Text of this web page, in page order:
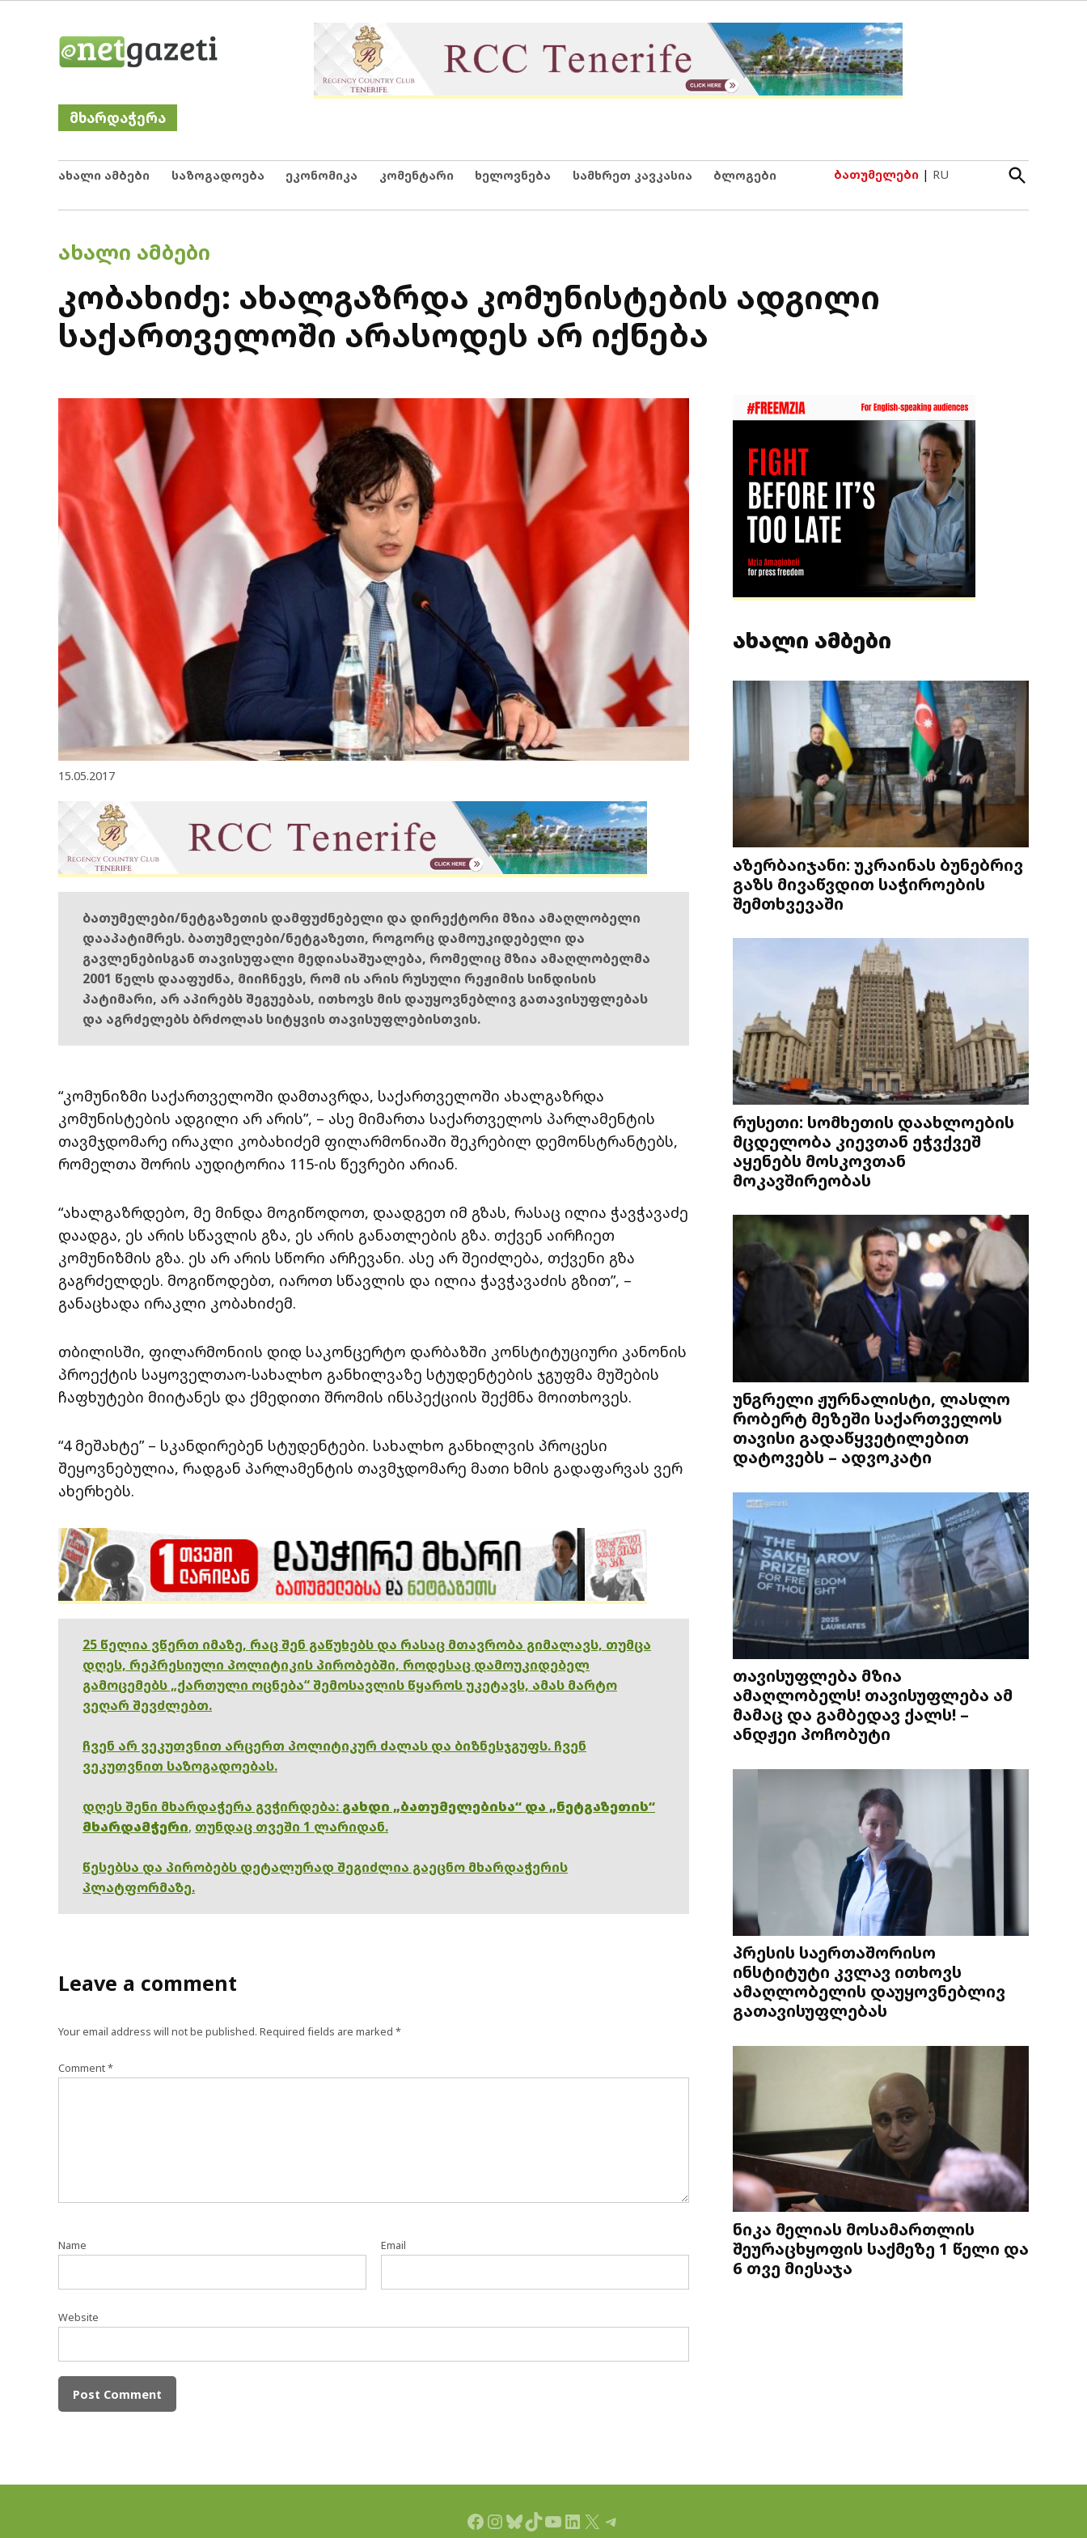
Netgazeti
მხარდაჭერა
ახალი ამბები საზოგადოება ეკონომიკა კომენტარი ხელოვნება სამხრეთ კავკასია ბლოგები ბათუმელები | RU
Open
Search
POSTED
ᲐᲮᲐᲚᲘ ᲐᲛᲑᲔᲑᲘ
კობახიძე: ახალგაზრდა კომუნისტების ადგილი
საქართველოში არასოდეს არ იქნება
15.05.2017
ბათუმელები/ნეტგაზეთის დამფუძნებელი და დირექტორი მზია ამაღლობელი
დააპატიმრეს. ბათუმელები/ნეტგაზეთი, როგორც დამოუკიდებელი და
გავლენებისგან თავისუფალი მედიასაშუალება, რომელიც მზია ამაღლობელმა
2001 წელს დააფუძნა, მიიჩნევს, რომ ის არის რუსული რეჟიმის სინდისის
პატიმარი, არ აპირებს შეგუებას, ითხოვს მის დაუყოვნებლივ გათავისუფლებას
და აგრძელებს ბრძოლას სიტყვის თავისუფლებისთვის.
“კომუნიზმი საქართველოში დამთავრდა, საქართველოში ახალგაზრდა
კომუნისტების ადგილი არ არის”, – ასე მიმართა საქართველოს პარლამენტის
თავმჯდომარე ირაკლი კობახიძემ ფილარმონიაში შეკრებილ დემონსტრანტებს,
რომელთა შორის აუდიტორია 115-ის წევრები არიან.
“ახალგაზრდებო, მე მინდა მოგიწოდოთ, დაადგეთ იმ გზას, რასაც ილია ჭავჭავაძე
დაადგა, ეს არის სწავლის გზა, ეს არის განათლების გზა. თქვენ აირჩიეთ
კომუნიზმის გზა. ეს არ არის სწორი არჩევანი. ასე არ შეიძლება, თქვენი გზა
გაგრძელდეს. მოგიწოდებთ, იაროთ სწავლის და ილია ჭავჭავაძის გზით”, –
განაცხადა ირაკლი კობახიძემ.
თბილისში, ფილარმონიის დიდ საკონცერტო დარბაზში კონსტიტუციური კანონის
პროექტის საყოველთაო-სახალხო განხილვაზე სტუდენტების ჯგუფმა მუშების
ჩაფხუტები მიიტანეს და ქმედითი შრომის ინსპექციის შექმნა მოითხოვეს.
“4 მეშახტე” – სკანდირებენ სტუდენტები. სახალხო განხილვის პროცესი
შეყოვნებულია, რადგან პარლამენტის თავმჯდომარე მათი ხმის გადაფარვას ვერ
ახერხებს.
25 წელია ვწერთ იმაზე, რაც შენ გაწუხებს და რასაც მთავრობა გიმალავს, თუმცა
დღეს, რეპრესიული პოლიტიკის პირობებში, როდესაც დამოუკიდებელ
გამოცემებს „ქართული ოცნება“ შემოსავლის წყაროს უკეტავს, ამას მარტო
ვეღარ შევძლებთ.
ჩვენ არ ვეკუთვნით არცერთ პოლიტიკურ ძალას და ბიზნესჯგუფს. ჩვენ
ვეკუთვნით საზოგადოებას.
დღეს შენი მხარდაჭერა გვჭირდება: გახდი „ბათუმელებისა“ და „ნეტგაზეთის“
მხარდამჭერი, თუნდაც თვეში 1 ლარიდან.
წესებსა და პირობებს დეტალურად შეგიძლია გაეცნო მხარდაჭერის
პლატფორმაზე.
Leave a comment
Your email address will not be published. Required fields are marked *
Comment*
Name Email
Website
ახალი ამბები
აზერბაიჯანი: უკრაინას ბუნებრივ
გაზს მივაწვდით საჭიროების
შემთხვევაში
რუსეთი: სომხეთის დაახლოების
მცდელობა კიევთან ეჭვქვეშ
აყენებს მოსკოვთან
მოკავშირეობას
უნგრელი ჟურნალისტი, ლასლო
რობერტ მეზეში საქართველოს
თავისი გადაწყვეტილებით
დატოვებს – ადვოკატი
თავისუფლება მზია
ამაღლობელს! თავისუფლება ამ
მამაც და გამბედავ ქალს! –
ანდჟეი პოჩობუტი
პრესის საერთაშორისო
ინსტიტუტი კვლავ ითხოვს
ამაღლობელის დაუყოვნებლივ
გათავისუფლებას
ნიკა მელიას მოსამართლის
შეურაცხყოფის საქმეზე 1 წელი და
6 თვე მიესაჯა
Facebook
Instagram
Bluesky
TikTok
YouTube
LinkedIn
X Telegram